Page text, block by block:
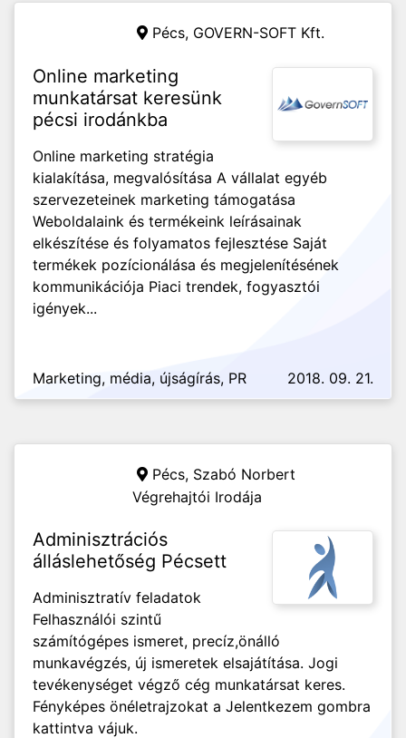
Pécs, GOVERN-SOFT Kft.
Online marketing
munkatársat keresünk
pécsi irodánkba
Online marketing stratégia
kialakítása, megvalósítása A vállalat egyéb
szervezeteinek marketing támogatása
Weboldalaink és termékeink leírásainak
elkészítése és folyamatos fejlesztése Saját
termékek pozícionálása és megjelenítésének
kommunikációja Piaci trendek, fogyasztói
igények...
Marketing, média, újságírás, PR 2018. 09. 21.
Pécs, Szabó Norbert
Végrehajtói Irodája
Adminisztrációs
álláslehetőség Pécsett
Adminisztratív feladatok
Felhasználói szintű
számítógépes ismeret, precíz,önálló
munkavégzés, új ismeretek elsajátítása. Jogi
tevékenységet végző cég munkatársat keres.
Fényképes önéletrajzokat a Jelentkezem gombra
kattintva vájuk.